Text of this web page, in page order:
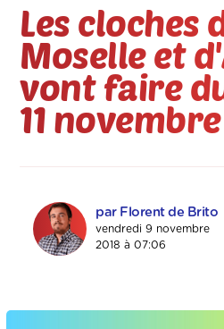
Les cloches
Moselle et
vont faire
11 novembre
par Florent de Brito
vendredi 9 novembre
2018 à 07:06